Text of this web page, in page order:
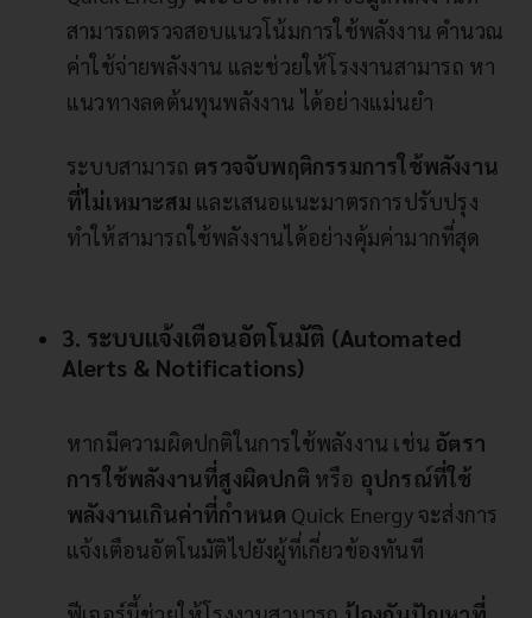
สามารถตรวจสอบแนวโน้มการใช้พลังงาน คำนวณ
ค่าใช้จ่ายพลังงาน และช่วยให้โรงงานสามารถ หา
แนวทางลดต้นทุนพลังงาน ได้อย่างแม่นยำ
ระบบสามารถ ตรวจจับพฤติกรรมการใช้พลังงาน
ที่ไม่เหมาะสม และเสนอแนะมาตรการปรับปรุง
ทำให้สามารถใช้พลังงานได้อย่างคุ้มค่ามากที่สุด
3. ระบบแจ้งเตือนอัตโนมัติ (Automated
Alerts & Notifications)
หากมีความผิดปกติในการใช้พลังงาน เช่น อัตรา
การใช้พลังงานที่สูงผิดปกติ หรือ อุปกรณ์ที่ใช้
พลังงานเกินค่าที่กำหนด Quick Energy จะส่งการ
แจ้งเตือนอัตโนมัติไปยังผู้ที่เกี่ยวข้องทันที